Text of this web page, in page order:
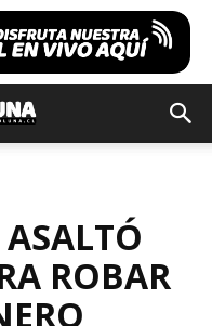
ROBAR